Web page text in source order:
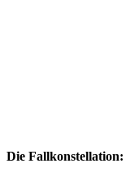
Die Fallkonstellation: